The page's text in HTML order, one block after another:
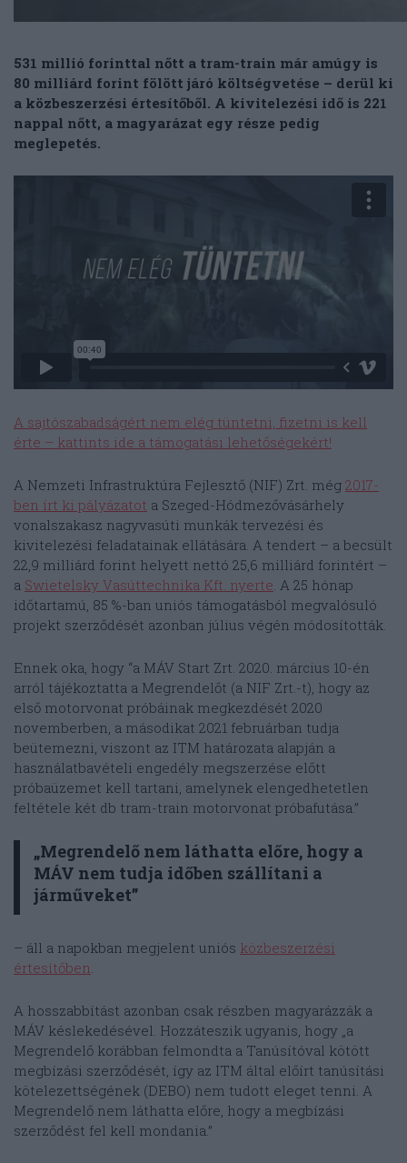
531 millió forinttal nőtt a tram-train már amúgy is
80 milliárd forint fölött járó költségvetése – derül ki
a közbeszerzési értesítőből. A kivitelezési idő is 221
nappal nőtt, a magyarázat egy része pedig
meglepetés.
A sajtószabadságért nem elég tüntetni, fizetni is kell
érte – kattints ide a támogatási lehetőségekért!
A Nemzeti Infrastruktúra Fejlesztő (NIF) Zrt. még 2017-
ben írt ki pályázatot a Szeged-Hódmezővásárhely
vonalszakasz nagyvasúti munkák tervezési és
kivitelezési feladatainak ellátására. A tendert – a becsült
22,9 milliárd forint helyett nettó 25,6 milliárd forintért –
a Swietelsky Vasúttechnika Kft. nyerte. A 25 hónap
időtartamú, 85 %-ban uniós támogatásból megvalósuló
projekt szerződését azonban július végén módosították.
Ennek oka, hogy “a MÁV Start Zrt. 2020. március 10-én
arról tájékoztatta a Megrendelőt (a NIF Zrt.-t), hogy az
első motorvonat próbáinak megkezdését 2020
novemberben, a másodikat 2021 februárban tudja
beütemezni, viszont az ITM határozata alapján a
használatbavételi engedély megszerzése előtt
próbaüzemet kell tartani, amelynek elengedhetetlen
feltétele két db tram-train motorvonat próbafutása.”
„Megrendelő nem láthatta előre, hogy a
MÁV nem tudja időben szállítani a
járműveket”
– áll a napokban megjelent uniós közbeszerzési
értesítőben.
A hosszabbítást azonban csak részben magyarázzák a
MÁV késlekedésével. Hozzáteszik ugyanis, hogy „a
Megrendelő korábban felmondta a Tanúsítóval kötött
megbízási szerződését, így az ITM által előírt tanúsítási
kötelezettségének (DEBO) nem tudott eleget tenni. A
Megrendelő nem láthatta előre, hogy a megbízási
szerződést fel kell mondania.”